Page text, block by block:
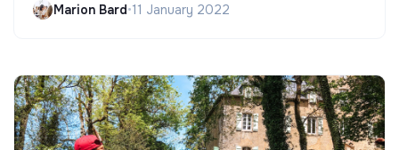
Marion Bard•11 January 2022